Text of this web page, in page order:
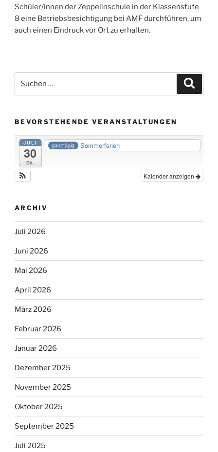
Schüler/innen der Zeppelinschule in der Klassenstufe
8 eine Betriebsbesichtigung bei AMF durchführen, um
auch einen Eindruck vor Ort zu erhalten.
nach:
BEVORSTEHENDE VERANSTALTUNGEN
JULI
30
Do.
ganztägig Sommerferien
Kalender anzeigen
ARCHIV
Juli 2026
Juni 2026
Mai 2026
April 2026
März 2026
Februar 2026
Januar 2026
Dezember 2025
November 2025
Oktober 2025
September 2025
Juli 2025